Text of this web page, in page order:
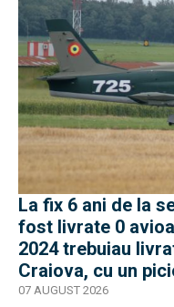
La fix 6 ani de la
fost livrate 0
2024 trebuiau
Craiova, cu un
07 AUGUST 2026